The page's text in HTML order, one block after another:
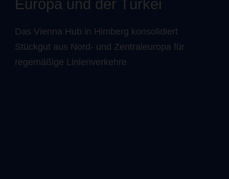
Europa und der Türkei
Das Vienna Hub in Himberg konsolidiert
Stückgut aus Nord- und Zentraleuropa für
regemäßige Linienverkehre